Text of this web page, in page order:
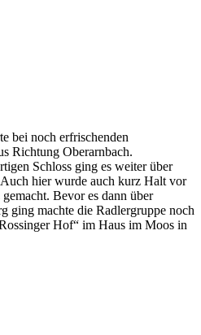
bei noch erfrischenden
Richtung Oberarnbach.
Schloss ging es weiter über
hier wurde auch kurz Halt vor
Bevor es dann über
ging machte die Radlergruppe noch
Hof“ im Haus im Moos in